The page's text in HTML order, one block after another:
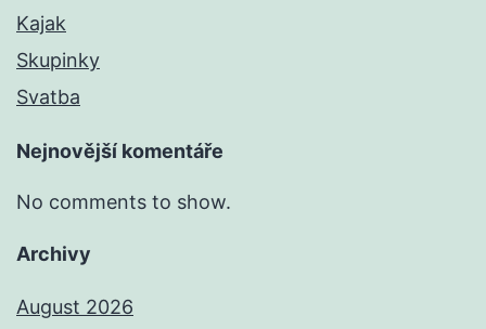
Kajak
Skupinky
Svatba
Nejnovější komentáře
No comments to show.
Archivy
August 2026